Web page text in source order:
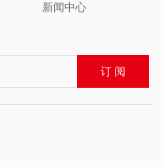
新闻中心
订 阅